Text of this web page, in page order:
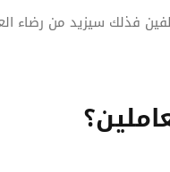
فذلك سيزيد من رضاء